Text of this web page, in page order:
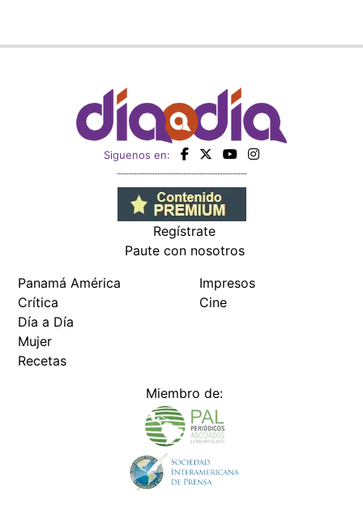
Siguenos en:
Regístrate
Paute con nosotros
Panamá América
Crítica
Día a Día
Mujer
Recetas
Impresos
Cine
Miembro de: